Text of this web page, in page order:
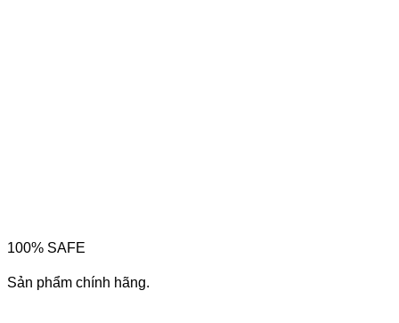
100% SAFE
Sản phẩm chính hãng.